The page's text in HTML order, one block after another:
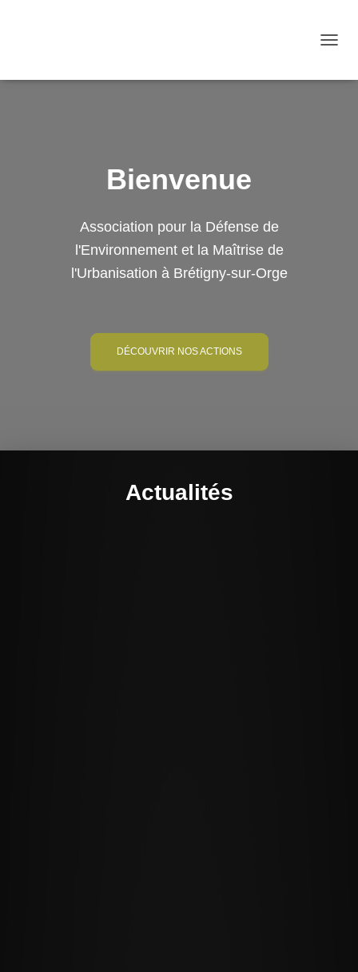
Bienvenue
Association pour la Défense de
l'Environnement et la Maîtrise de
l'Urbanisation à Brétigny-sur-Orge
DÉCOUVRIR NOS ACTIONS
Actualités